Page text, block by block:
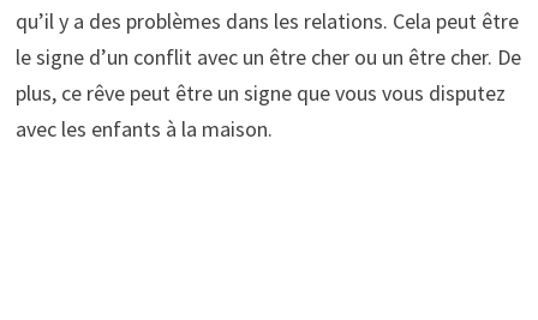
qu’il y a des problèmes dans les relations. Cela peut être
le signe d’un conflit avec un être cher ou un être cher. De
plus, ce rêve peut être un signe que vous vous disputez
avec les enfants à la maison.